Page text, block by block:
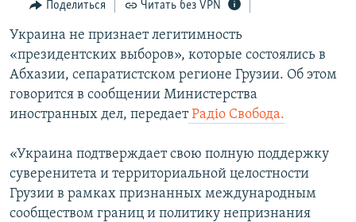
навигации
Вернутся
поиску
11 ЛЕТ ОККУПАЦИИ КРЫМА. 11 ИСТОРИЙ СОПРОТИВЛЕНИЯ
ЕЩЕ
ИНТЕРАКТИВ
ИНФОГРАФИКА
ТЕЛЕПРОЕКТ КРЫМ.РЕАЛИИ
СОВЕТЫ ПРАВОЗАЩИТНИКОВ
ПРОПАВШИЕ БЕЗ ВЕСТИ
ПОБЕДИТЕЛЕЙ НЕ СУДЯТ?
КРЫМ.НЕПОКОРЕННЫЙ
РАДІО СВОБОДА
КАК ОБОЙТИ БЛОКИРОВКУ
Українською
ПРИСОЕДИНЯЙТЕСЬ!
Поделиться Читать без VPN
Украина не признает легитимность
«президентских выборов», которые состоялись в
Абхазии, сепаратистском регионе Грузии. Об этом
говорится в сообщении Министерства
иностранных дел, передаетРадiо Свобода.
«Украина подтверждает свою полную поддержку
суверенитета и территориальной целостности
Грузии в рамках признанных международным
сообществом границ и политику непризнания